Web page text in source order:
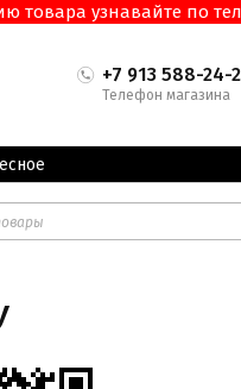
товара узнавайте по
+7 913 588-24-
Телефон магазина